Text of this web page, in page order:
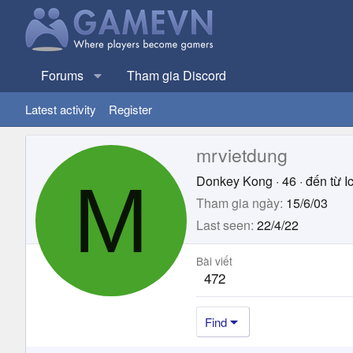
Forums Tham gia Discord
Latest activity Register
M
mrvietdung
Donkey Kong · 46 · đến từ
Tham gia ngày 15/6/03
Last seen 22/4/22
Bài viết
472
Find